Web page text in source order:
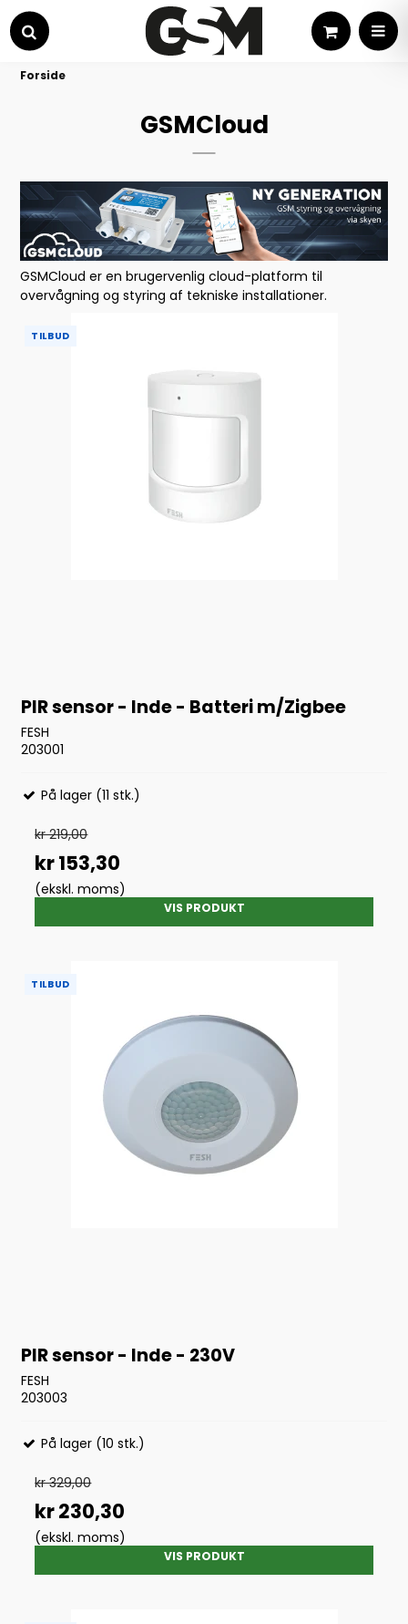
Søg
Kurv
Forside
GSMCloud
GSMCloud er en brugervenlig cloud-platform til
overvågning og styring af tekniske installationer.
TILBUD
PIR sensor - Inde - Batteri m/Zigbee
FESH
203001
På lager (11 stk.)
kr 219,00
kr 153,30
(ekskl. moms)
VIS PRODUKT
TILBUD
PIR sensor - Inde - 230V
FESH
203003
På lager (10 stk.)
kr 329,00
kr 230,30
(ekskl. moms)
VIS PRODUKT